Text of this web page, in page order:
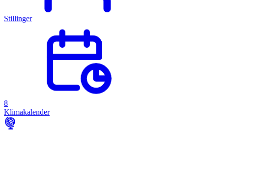
Stillinger
8
Klimakalender